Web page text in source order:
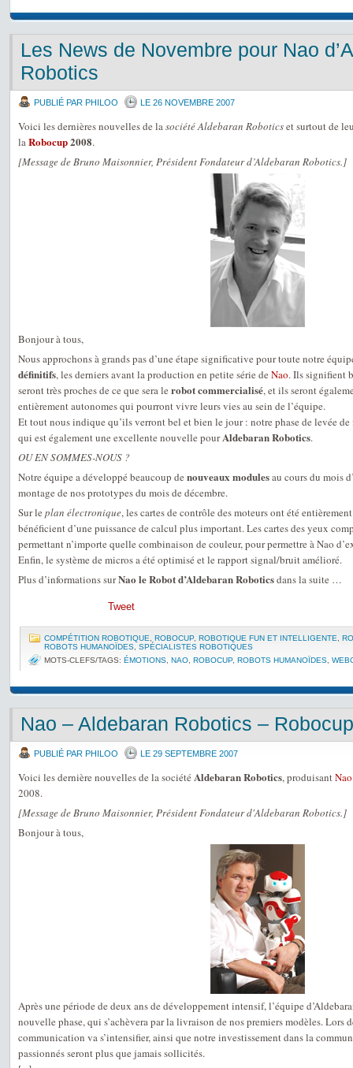
Les News de Novembre pour Nao
Robotics
PUBLIÉ PAR PHILOO LE 26 NOVEMBRE 2007
Voici les dernières nouvelles de lasociété Aldebaran Roboticset surtout de
laRobocup2008.
[Message de Bruno Maisonnier, Président Fondateur d’Aldebaran Robotics.]
Bonjour à tous,
Nous approchons à grands pas d’une étape significative pour toute notre
définitifs, les derniers avant la production en petite série de Nao. Ils signifient
seront très proches de ce que sera le robot commercialisé, et ils seront
entièrement autonomes qui pourront vivre leurs vies au sein de l’équipe.
Et tout nous indique qu’ils verront bel et bien le jour : notre phase de levée de
qui est également une excellente nouvelle pourAldebaran Robotics.
OU EN SOMMES-NOUS ?
Notre équipe a développé beaucoup de nouveaux modulesau cours du mois
montage de nos prototypes du mois de décembre.
Sur le plan électronique, les cartes de contrôle des moteurs ont été
bénéficient d’une puissance de calcul plus important. Les cartes des yeux
permettant n’importe quelle combinaison de couleur, pour permettre à Nao
Enfin, le système de micros a été optimisé et le rapport signal/bruit amélioré.
Plus d’informations surNao le Robot d’Aldebaran Roboticsdans la suite …
Tweet
COMPÉTITION ROBOTIQUE ROBOCUP, ROBOTIQUE FUN ET INTELLIGENTE
ROBOTS HUMANOÏDES SPÉCIALISTES ROBOTIQUES
MOTS-CLEFS/TAGS: ÉMOTIONS NAO ROBOCUP, ROBOTS HUMANOÏDES
Nao – Aldebaran Robotics – Robocup
PUBLIÉ PAR PHILOO LE 29 SEPTEMBRE 2007
Voici les dernière nouvelles de la société Aldebaran Robotics, produisantNao
2008.
[Message de Bruno Maisonnier, Président Fondateur d'Aldebaran Robotics.]
Bonjour à tous,
Après une période de deux ans de développement intensif, l’équipe
nouvelle phase, qui s’achèvera par la livraison de nos premiers modèles. Lors
communication va s’intensifier, ainsi que notre investissement dans la
passionnés seront plus que jamais sollicités.